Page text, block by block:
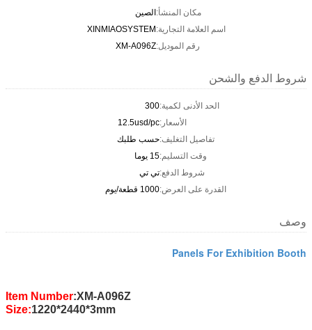
مكان المنشأ:الصين
اسم العلامة التجارية:XINMIAOSYSTEM
رقم الموديل:XM-A096Z
شروط الدفع والشحن
الحد الأدنى لكمية:300
الأسعار:12.5usd/pc
تفاصيل التغليف:حسب طلبك
وقت التسليم:15 يوما
شروط الدفع:تي تي
القدرة على العرض:1000 قطعة/يوم
وصف
Panels For Exhibition Booth
Item Number:XM-A096Z
Size:1220*2440*3mm